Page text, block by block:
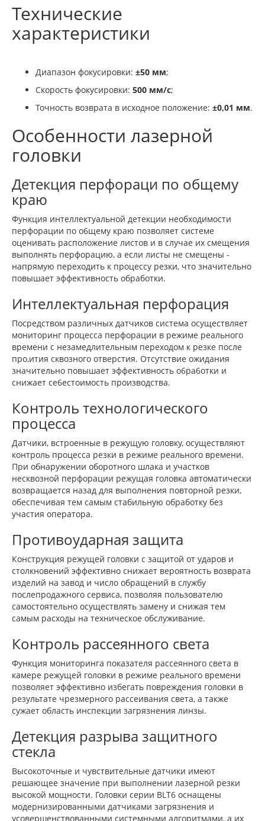
Технические
характеристики
Диапазон фокусировки: ±50 мм;
Скорость фокусировки: 500 мм/с;
Точность возврата в исходное положение: ±0,01 мм.
Особенности лазерной
головки
Детекция перфораци по общему
краю
Функция интеллектуальной детекции необходимости
перфорации по о6щему краю позволяет системе
оценивать расположение листов и в случае их смещения
выполнять перфорацию, а если листы не смещены -
напрямую переходить к процессу резки, что значительно
повышает эффективность обработки.
Интеллектуальная перфорация
Посредством различных датчиков система осуществляет
мониторинг процесса перфорации в режиме реального
времени с незамедлительным переходом к резке после
про,ития сквозного отверстия. Отсутствие ожидания
значительно повышает эффективность о6ра6отки и
снижает се6естоимость производства.
Контроль технологического
процесса
Датчики, встроенные в режущую головку, осуществляют
контроль процесса резки в режиме реального времени.
При обнаружении оборотного шлака и участков
несквозной перфорации режущая головка автоматически
возвращается назад для выполнения повторной резки,
обеспечивая тем самым стабильную обработку без
участия оператора.
Противоударная защита
Конструкция режущей головки с защитой от ударов и
столкновений эффективно снижает вероятность возврата
изделий на завод и число обращений в службу
послепродажного сервиса, позволяя пользователю
самостоятельно осуществлять замену и снижая тем
самым расходы на техническое обслуживание.
Контроль рассеянного света
Функция мониторинга показателя рассеянного света в
камере режущей головки в режиме реального времени
позволяет эффективно избегать повреждения головки в
результате чрезмерного рассеивания света, а также
сужает область инспекции загрязнения линзы.
Детекция разрыва защитного
стекла
Высокоточные и чувствительные датчики имеют
решающее значение при выполнении лазерной резки
высокой мощности. Головки серии BLT6 оснащены
модернизированными датчиками загрязнения и
усовершенствованными системными алгоритмами, а их